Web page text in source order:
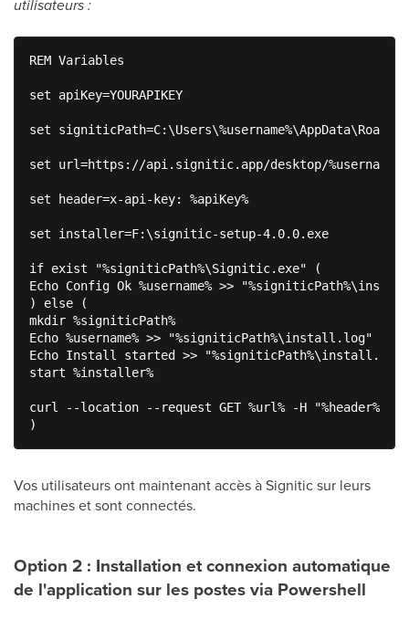
utilisateurs :
REM Variables
set apiKey=YOURAPIKEY
set
set url=https://api.signitic.app/desktop/%username%
set header=x-api-key: %apiKey%
set installer=F:\signitic-setup-4.0.0.exe
if exist "%signiticPath%\Signitic.exe" (
Echo Config Ok %username% >>
) else (
mkdir %signiticPath%
Echo %username% >> "%signiticPath%\install.log"
Echo Install started >> "%signiticPath%\install.log"
start %installer%
curl --location --request GET %url% -H "%header%"
)
Vos utilisateurs ont maintenant accès à Signitic sur leurs
machines et sont connectés.
Option 2 : Installation et connexion automatique
de l'application sur les postes via Powershell